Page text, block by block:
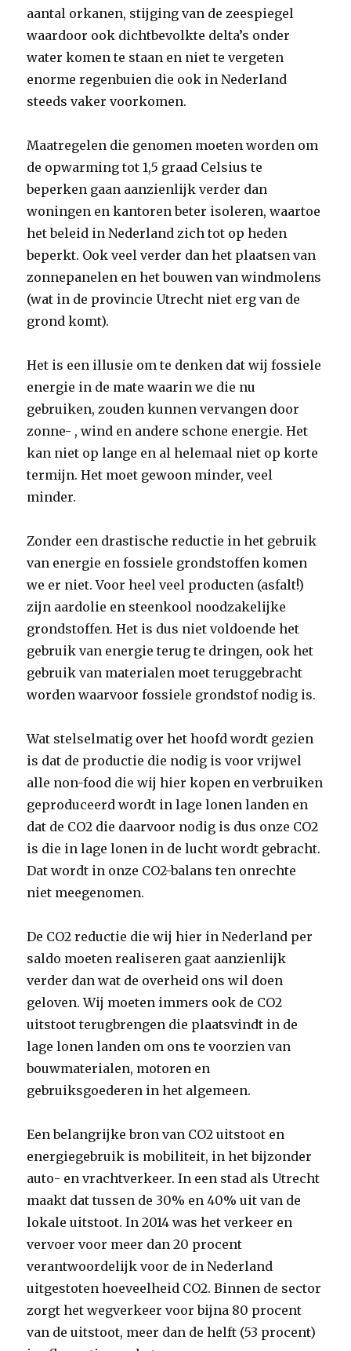
aantal orkanen, stijging van de zeespiegel
waardoor ook dichtbevolkte delta’s onder
water komen te staan en niet te vergeten
enorme regenbuien die ook in Nederland
steeds vaker voorkomen.
Maatregelen die genomen moeten worden om
de opwarming tot 1,5 graad Celsius te
beperken gaan aanzienlijk verder dan
woningen en kantoren beter isoleren, waartoe
het beleid in Nederland zich tot op heden
beperkt. Ook veel verder dan het plaatsen van
zonnepanelen en het bouwen van windmolens
(wat in de provincie Utrecht niet erg van de
grond komt).
Het is een illusie om te denken dat wij fossiele
energie in de mate waarin we die nu
gebruiken, zouden kunnen vervangen door
zonne- , wind en andere schone energie. Het
kan niet op lange en al helemaal niet op korte
termijn. Het moet gewoon minder, veel
minder.
Zonder een drastische reductie in het gebruik
van energie en fossiele grondstoffen komen
we er niet. Voor heel veel producten (asfalt!)
zijn aardolie en steenkool noodzakelijke
grondstoffen. Het is dus niet voldoende het
gebruik van energie terug te dringen, ook het
gebruik van materialen moet teruggebracht
worden waarvoor fossiele grondstof nodig is.
Wat stelselmatig over het hoofd wordt gezien
is dat de productie die nodig is voor vrijwel
alle non-food die wij hier kopen en verbruiken
geproduceerd wordt in lage lonen landen en
dat de CO2 die daarvoor nodig is dus onze CO2
is die in lage lonen in de lucht wordt gebracht.
Dat wordt in onze CO2-balans ten onrechte
niet meegenomen.
De CO2 reductie die wij hier in Nederland per
saldo moeten realiseren gaat aanzienlijk
verder dan wat de overheid ons wil doen
geloven. Wij moeten immers ook de CO2
uitstoot terugbrengen die plaatsvindt in de
lage lonen landen om ons te voorzien van
bouwmaterialen, motoren en
gebruiksgoederen in het algemeen.
Een belangrijke bron van CO2 uitstoot en
energiegebruik is mobiliteit, in het bijzonder
auto- en vrachtverkeer. In een stad als Utrecht
maakt dat tussen de 30% en 40% uit van de
lokale uitstoot. In 2014 was het verkeer en
vervoer voor meer dan 20 procent
verantwoordelijk voor de in Nederland
uitgestoten hoeveelheid CO2. Binnen de sector
zorgt het wegverkeer voor bijna 80 procent
van de uitstoot, meer dan de helft (53 procent)